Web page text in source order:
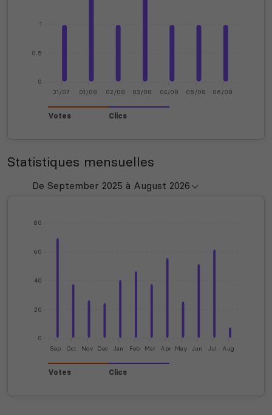
0
0.5
1
31/07 01/08 02/08 03/08 04/08 05/08 06/08
Votes Clics
Statistiques mensuelles
0
20
40
60
80
Sep Oct Nov Dec Jan Feb Mar Apr May Jun Jul Aug
Votes Clics